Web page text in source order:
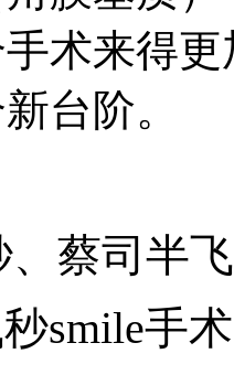
术来得
台阶。
蔡司半
smile手术